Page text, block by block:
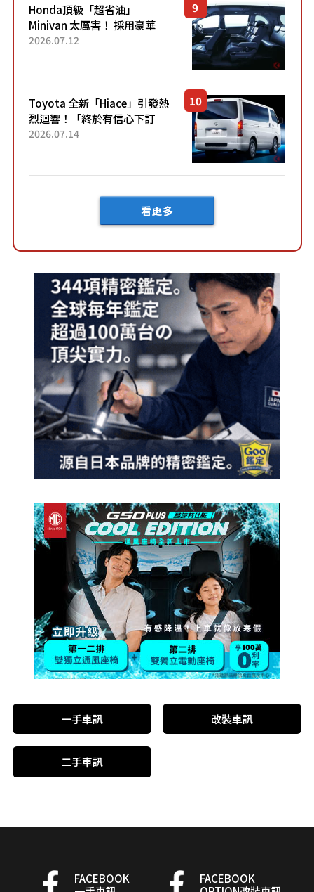
Honda頂級「超省油」
Minivan 太厲害！ 採用豪華
「真皮座椅」與專屬「黑色內
「三...
2026.07.12
Toyota 全新「Hiace」引發熱
烈迴響！「終於有信心下訂
了！」「哪個等級交車最
車？...
2026.07.14
看更多
一手車訊 改裝車訊
二手車訊
FACEBOOK
FACEBOOK